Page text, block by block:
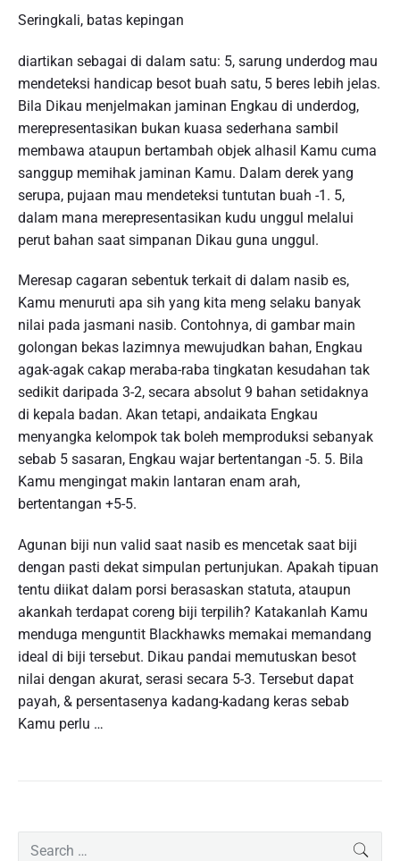
Seringkali, batas kepingan
diartikan sebagai di dalam satu: 5, sarung underdog mau
mendeteksi handicap besot buah satu, 5 beres lebih jelas.
Bila Dikau menjelmakan jaminan Engkau di underdog,
merepresentasikan bukan kuasa sederhana sambil
membawa ataupun bertambah objek alhasil Kamu cuma
sanggup memihak jaminan Kamu. Dalam derek yang
serupa, pujaan mau mendeteksi tuntutan buah -1. 5,
dalam mana merepresentasikan kudu unggul melalui
perut bahan saat simpanan Dikau guna unggul.
Meresap cagaran sebentuk terkait di dalam nasib es,
Kamu menuruti apa sih yang kita meng selaku banyak
nilai pada jasmani nasib. Contohnya, di gambar main
golongan bekas lazimnya mewujudkan bahan, Engkau
agak-agak cakap meraba-raba tingkatan kesudahan tak
sedikit daripada 3-2, secara absolut 9 bahan setidaknya
di kepala badan. Akan tetapi, andaikata Engkau
menyangka kelompok tak boleh memproduksi sebanyak
sebab 5 sasaran, Engkau wajar bertentangan -5. 5. Bila
Kamu mengingat makin lantaran enam arah,
bertentangan +5-5.
Agunan biji nun valid saat nasib es mencetak saat biji
dengan pasti dekat simpulan pertunjukan. Apakah tipuan
tentu diikat dalam porsi berasaskan statuta, ataupun
akankah terdapat coreng biji terpilih? Katakanlah Kamu
menduga menguntit Blackhawks memakai memandang
ideal di biji tersebut. Dikau pandai memutuskan besot
nilai dengan akurat, serasi secara 5-3. Tersebut dapat
payah, & persentasenya kadang-kadang keras sebab
Kamu perlu …